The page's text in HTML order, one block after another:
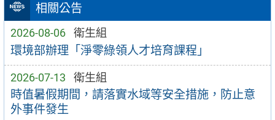
相關公告
2026-08-06 衛生組
環境部辦理「淨零綠領人才培育課程」
2026-07-13 衛生組
時值暑假期間，請落實水域等安全措施，防止意
外事件發生